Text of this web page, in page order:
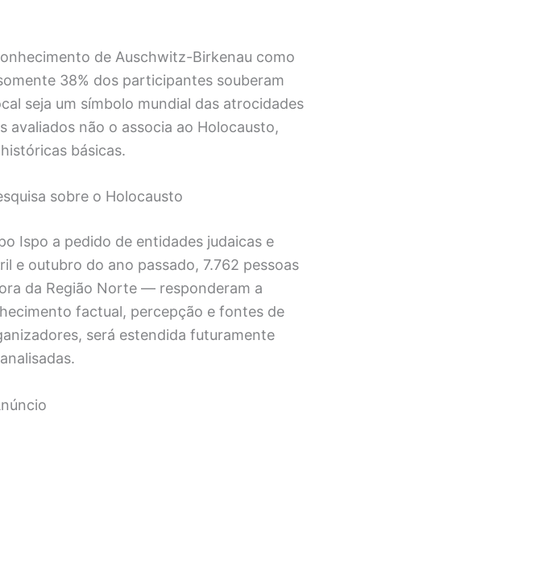
de Auschwitz-Birkenau como
38% dos participantes souberam
seja um símbolo mundial das atrocidades
avaliados não o associa ao Holocausto,
básicas.
sobre o Holocausto
Ispo a pedido de entidades judaicas e
e outubro do ano passado, 7.762 pessoas
da Região Norte — responderam a
factual, percepção e fontes de
será estendida futuramente